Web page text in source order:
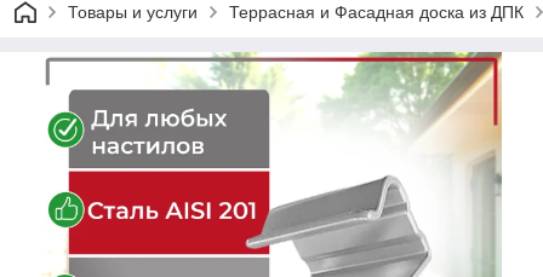
Товары и услуги Террасная и Фасадная доска из ДПК